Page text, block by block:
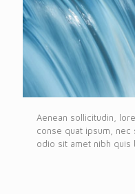
Aenean sollicitudin,
conse quat ipsum,
odio sit amet nibh quis